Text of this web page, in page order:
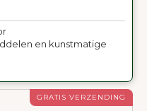
GRATIS VERZENDING
en kunstmatige